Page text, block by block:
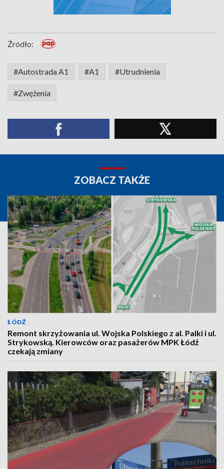
Źródło:
#Autostrada A1 #A1 #Utrudnienia
#Zwężenia
ZOBACZ TAKŻE
ŁÓDŹ
Remont skrzyżowania ul. Wojska Polskiego z al. Palki i ul.
Strykowską. Kierowców oraz pasażerów MPK Łódź
czekają zmiany